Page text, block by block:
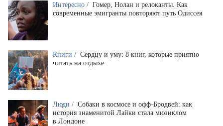
Интересно / Гомер, Нолан и релоканты. Как
современные эмигранты повторяют путь Одиссея
Книги / Сердцу и уму: 8 книг, которые приятно
читать на отдыхе
Люди / Собаки в космосе и офф-Бродвей: как
история знаменитой Лайки стала мюзиклом
в Лондоне